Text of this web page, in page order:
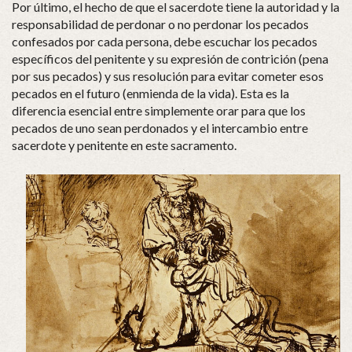
Por último, el hecho de que el sacerdote tiene la autoridad y la
responsabilidad de perdonar o no perdonar los pecados
confesados ​​por cada persona, debe escuchar los pecados
específicos del penitente y su expresión de contrición (pena
por sus pecados) y sus resolución para evitar cometer esos
pecados en el futuro (enmienda de la vida). Esta es la
diferencia esencial entre simplemente orar para que los
pecados de uno sean perdonados y el intercambio entre
sacerdote y penitente en este sacramento.